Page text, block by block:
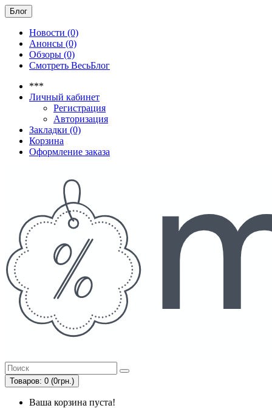
Блог
Новости (0)
Анонсы (0)
Обзоры (0)
Смотреть ВесьБлог
***
Личный кабинет
Регистрация
Авторизация
Закладки (0)
Корзина
Оформление заказа
Товаров: 0 (0грн.)
Ваша корзина пуста!